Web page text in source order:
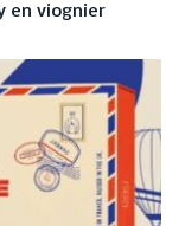
en viognier